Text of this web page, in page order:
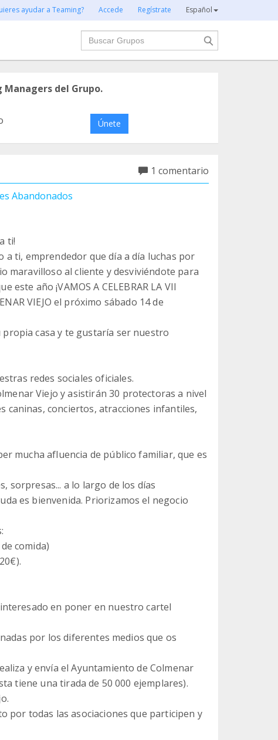
ayudar a Teaming? Accede Regístrate Español
Buscar
Managers del Grupo.
Únete
1 comentario
Abandonados
ti!
a ti, emprendedor que día a día luchas por
maravilloso al cliente y desviviéndote para
año ¡VAMOS A CELEBRAR LA VII
VIEJO el próximo sábado 14 de
casa y te gustaría ser nuestro
redes sociales oficiales.
Viejo y asistirán 30 protectoras a nivel
caninas, conciertos, atracciones infantiles,
mucha afluencia de público familiar, que es
sorpresas... a lo largo de los días
es bienvenida. Priorizamos el negocio
comida)
en poner en nuestro cartel
por los diferentes medios que os
y envía el Ayuntamiento de Colmenar
tiene una tirada de 50 000 ejemplares).
por todas las asociaciones que participen y